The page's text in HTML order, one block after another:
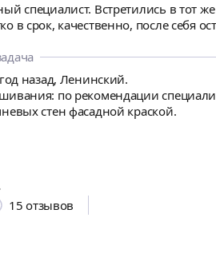
специалист. Встретились в тот
в срок, качественно, после себя
назад, Ленинский.
по рекомендации
стен фасадной краской.
15 отзывов